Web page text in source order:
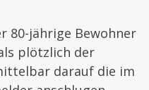
80-jährige Bewohner
plötzlich der
darauf die im